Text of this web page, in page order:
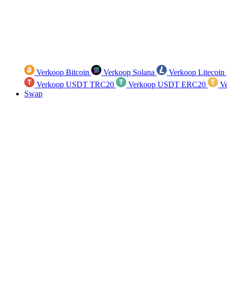
Verkoop Bitcoin Verkoop Solana
Verkoop Litecoin
Verkoop USDT TRC20
Verkoop USDT ERC20
Swap